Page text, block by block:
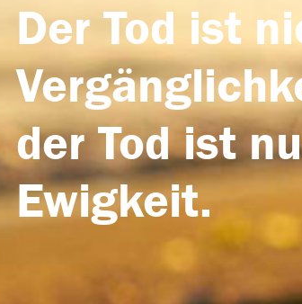
Der Tod ist
der Tod ist
Ewigkeit.